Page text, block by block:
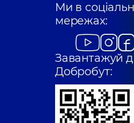
Ми в
мережах:
Завантажуй
Добробут: